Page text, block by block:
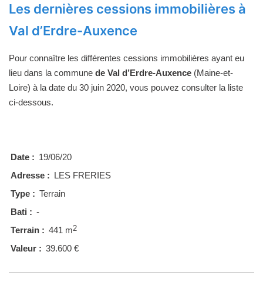
Les dernières cessions immobilières à
Val d’Erdre-Auxence
Pour connaître les différentes cessions immobilières ayant eu
lieu dans la commune de Val d’Erdre-Auxence (Maine-et-
Loire) à la date du 30 juin 2020, vous pouvez consulter la liste
ci-dessous.
Date : 19/06/20
Adresse : LES FRERIES
Type : Terrain
Bati : -
Terrain : 441 m2
Valeur : 39.600 €